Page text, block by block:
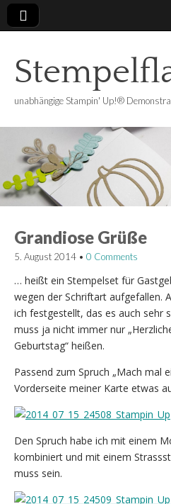
unabhängige Stampin' Up!®
Grandiose Grüße
5. August 2014 • 0 Comments
… heißt ein Stempelset für
wegen der Schriftart aufgefallen.
ich festgestellt, das es auch sehr
muss ja nicht immer nur
Geburtstag“ heißen.
Passend zum Spruch „Mach mal
Vorderseite meiner Karte etwas
Den Spruch habe ich mit einem
kombiniert und mit einem
muss sein.